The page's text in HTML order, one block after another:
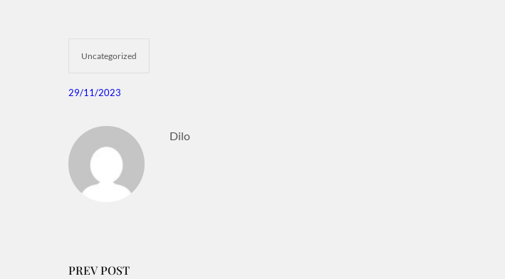
Uncategorized
29/11/2023
Dilo
PREV POST